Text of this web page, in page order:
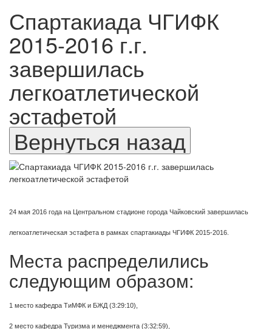
Спартакиада ЧГИФК
2015-2016 г.г.
завершилась
легкоатлетической
эстафетой
24 мая 2016 года на Центральном стадионе города Чайковский завершилась
легкоатлетическая эстафета в рамках спартакиады ЧГИФК 2015-2016
Места распределились
следующим образом:
1 место кафедра ТиМФК и БЖД (3:29:10),
2 место кафедра Туризма и менеджмента (3:32:59),